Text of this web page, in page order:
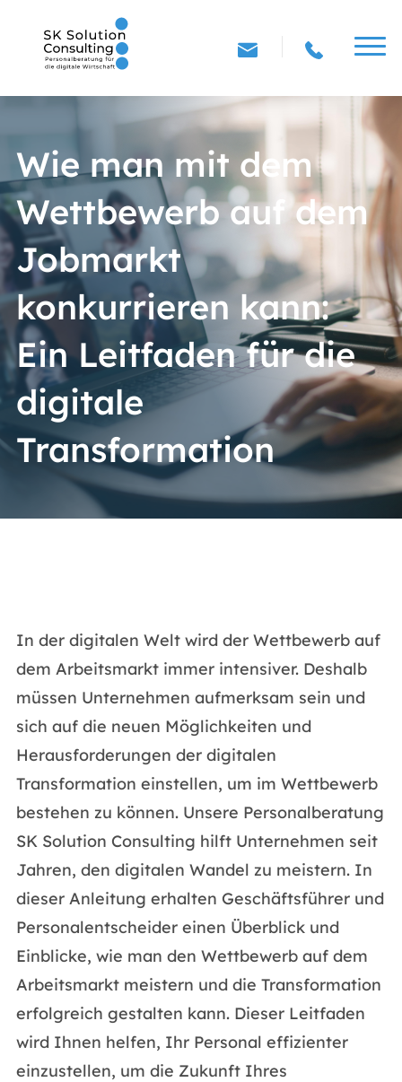
Wie man mit dem
Wettbewerb auf dem
Jobmarkt
konkurrieren kann:
Ein Leitfaden für die
digitale
Transformation
In der digitalen Welt wird der Wettbewerb auf
dem Arbeitsmarkt immer intensiver. Deshalb
müssen Unternehmen aufmerksam sein und
sich auf die neuen Möglichkeiten und
Herausforderungen der digitalen
Transformation einstellen, um im Wettbewerb
bestehen zu können. Unsere Personalberatung
SK Solution Consulting hilft Unternehmen seit
Jahren, den digitalen Wandel zu meistern. In
dieser Anleitung erhalten Geschäftsführer und
Personalentscheider einen Überblick und
Einblicke, wie man den Wettbewerb auf dem
Arbeitsmarkt meistern und die Transformation
erfolgreich gestalten kann. Dieser Leitfaden
wird Ihnen helfen, Ihr Personal effizienter
einzustellen, um die Zukunft Ihres